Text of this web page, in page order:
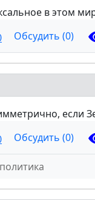
в этом
Обсудить (0)
если
Обсудить (0)
политика